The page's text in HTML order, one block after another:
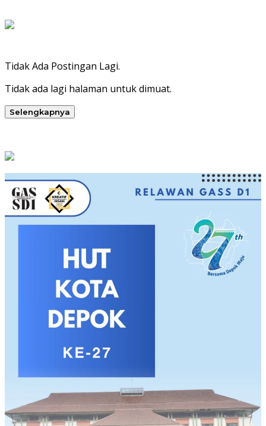
Tidak Ada Postingan Lagi.
Tidak ada lagi halaman untuk dimuat.
Selengkapnya